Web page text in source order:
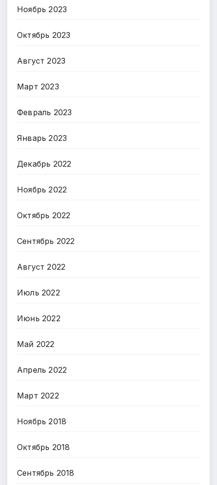
Ноябрь 2023
Октябрь 2023
Август 2023
Март 2023
Февраль 2023
Январь 2023
Декабрь 2022
Ноябрь 2022
Октябрь 2022
Сентябрь 2022
Август 2022
Июль 2022
Июнь 2022
Май 2022
Апрель 2022
Март 2022
Ноябрь 2018
Октябрь 2018
Сентябрь 2018